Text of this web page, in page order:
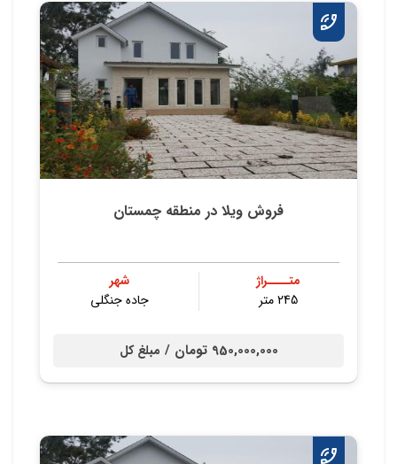
فروش ویلا در منطقه چمستان
متــــراژ
245 متر
شهر
جاده جنگلی
950,000,000 تومان / مبلغ کل